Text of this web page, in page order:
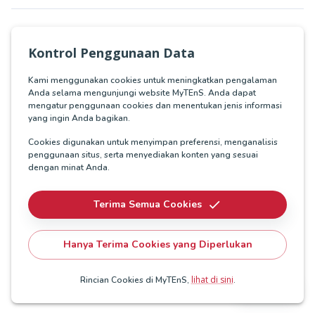
Cerita Sukses
Meningkatkan Layanan Pengelolaan Air
dengan Smart Water Meter
Air merupakan salah satu kebutuhan vital
kehidupan yang tidak dapat digantikan
oleh apapun. Keberadaan perusahaan
pengelolaan air merupakan sebuah
tidak dapat digunakan secara langsung
disebabkan oleh berbagai alasan seperti
terkontaminasi mineral berbahaya atau
tercemar oleh kondisi lingkungan serta
berbagai alasan lainnya. Di Indonesia, air
bersih dikelola oleh perusahaan milik
dipecah ke dalam perusahaan milik daerah
Mar 06, 2023
Artikel
Big Data, Teknologi yang Mampu
Mengubah Bisnis dan Perilaku
Konsumen
Big Data adalah data dalam jumlah besar
yang tidak dapat diproses dan dianalisis
Berbeda dengan metode analisis
menggunakan sampel data, Big Data akan
Sep 27, 2022
Kontrol Penggunaan Data
Kami menggunakan cookies untuk meningkatkan pengalaman
Anda selama mengunjungi website MyTEnS. Anda dapat
mengatur penggunaan cookies dan menentukan jenis informasi
yang ingin Anda bagikan.
Cookies digunakan untuk menyimpan preferensi, menganalisis
penggunaan situs, serta menyediakan konten yang sesuai
dengan minat Anda.
Terima Semua Cookies
Hanya Terima Cookies yang Diperlukan
Rincian Cookies di MyTEnS, lihat di sini.